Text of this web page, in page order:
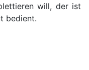
will, der ist
bedient.